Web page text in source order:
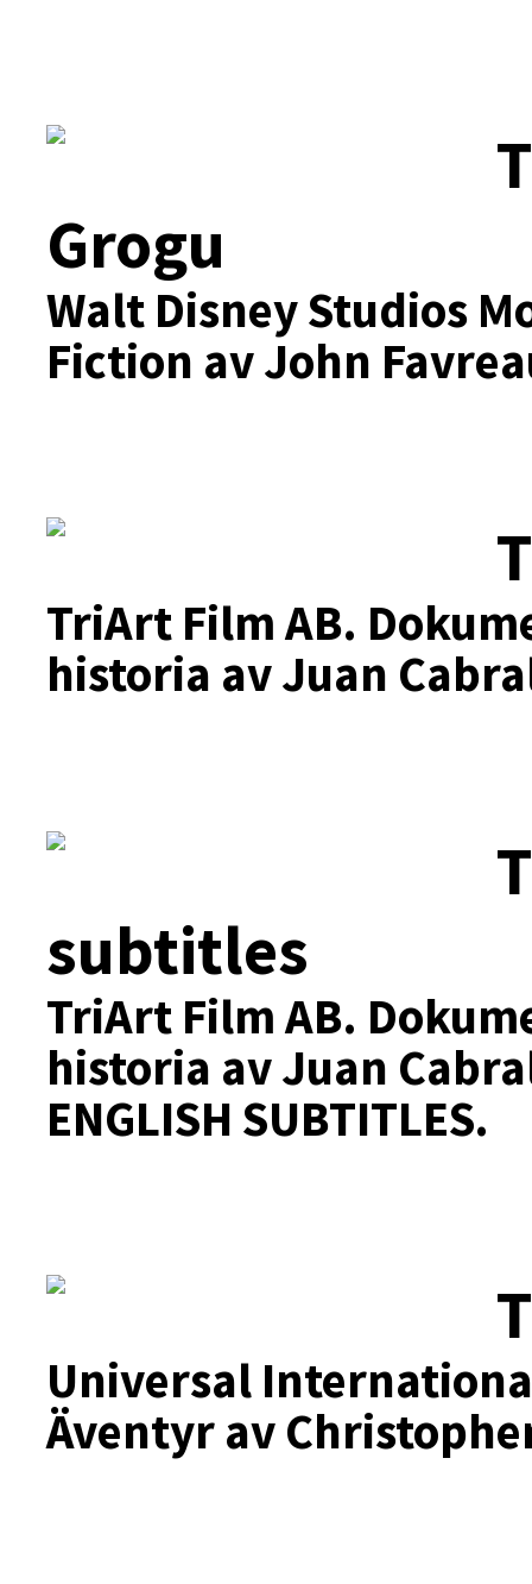
Grogu
Walt Disney Studios
Fiction av John
TriArt Film AB.
historia av Juan
subtitles
TriArt Film AB.
historia av Juan
ENGLISH SUBTITLES.
Universal
Äventyr av